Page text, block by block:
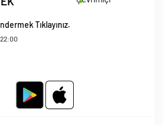
Tıklayınız.